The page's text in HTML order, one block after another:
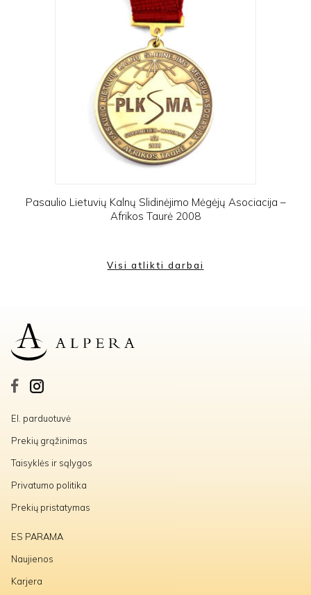
Pasaulio Lietuvių Kalnų Slidinėjimo Mėgėjų Asociacija –
Afrikos Taurė 2008
Visi atlikti darbai
El. parduotuvė
Prekių grąžinimas
Taisyklės ir sąlygos
Privatumo politika
Prekių pristatymas
ES PARAMA
Naujienos
Karjera